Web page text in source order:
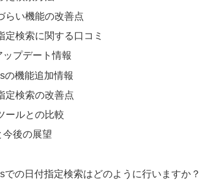
らい機能の改善点
定検索に関する口コミ
ップデート情報
の機能追加情報
定検索の改善点
ールとの比較
今後の展望
での日付指定検索はどのように行いますか？